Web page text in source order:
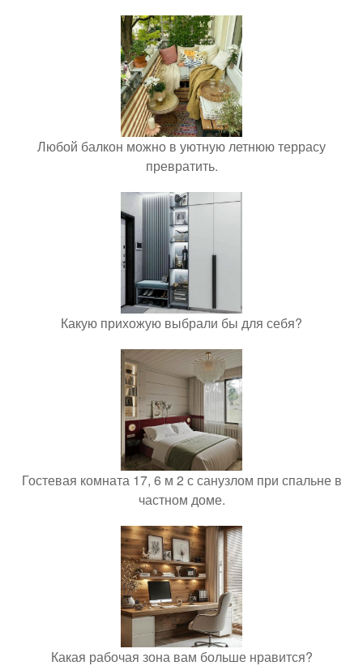
Любой балкон можно в уютную летнюю террасу
превратить.
Какую прихожую выбрали бы для себя?
Гостевая комната 17, 6 м 2 с санузлом при спальне в
частном доме.
Какая рабочая зона вам больше нравится?